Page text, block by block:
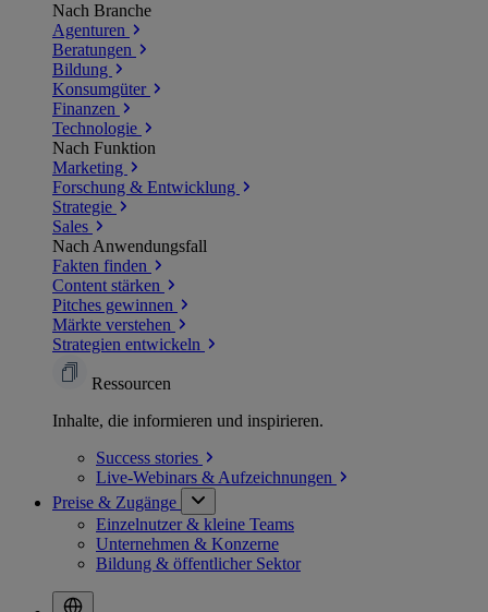
Nach Branche
Agenturen
Beratungen
Bildung
Konsumgüter
Finanzen
Technologie
Nach Funktion
Marketing
Forschung & Entwicklung
Strategie
Sales
Nach Anwendungsfall
Fakten finden
Content stärken
Pitches gewinnen
Märkte verstehen
Strategien entwickeln
Ressourcen
Inhalte, die informieren und inspirieren.
Success stories
Live-Webinars & Aufzeichnungen
Preise & Zugänge
Einzelnutzer & kleine Teams
Unternehmen & Konzerne
Bildung & öffentlicher Sektor